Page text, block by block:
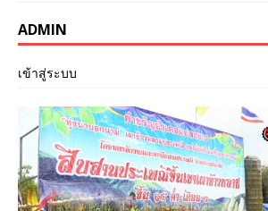
ADMIN
เข้าสู่ระบบ